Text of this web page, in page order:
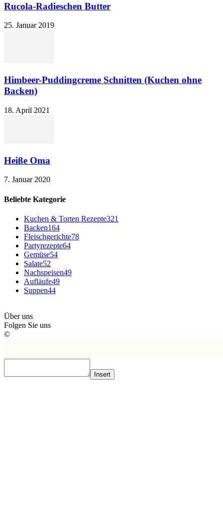
Rucola-Radieschen Butter
25. Januar 2019
Himbeer-Puddingcreme Schnitten (Kuchen ohne
Backen)
18. April 2021
Heiße Oma
7. Januar 2020
Beliebte Kategorie
Kuchen & Torten Rezepte321
Backen164
Fleischgerichte78
Partyrezepte64
Gemüse54
Salate52
Nachspeisen49
Aufläufe49
Suppen44
Über uns
Folgen Sie uns
©
Insert